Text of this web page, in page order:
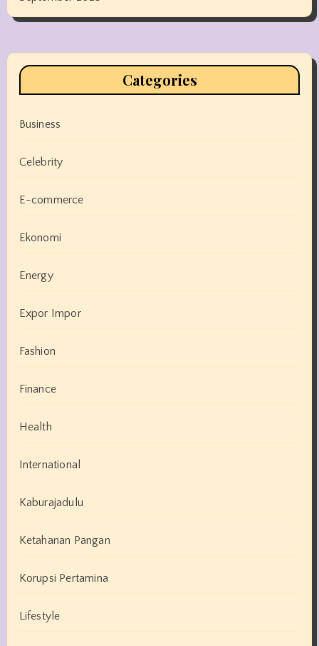
Categories
Business
Celebrity
E-commerce
Ekonomi
Energy
Expor Impor
Fashion
Finance
Health
International
Kaburajadulu
Ketahanan Pangan
Korupsi Pertamina
Lifestyle